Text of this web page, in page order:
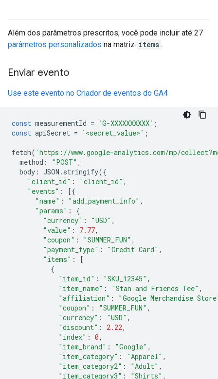
Além dos parâmetros prescritos, você pode incluir até 27
parâmetros personalizados na matriz items .
Enviar evento
Use este evento no Criador de eventos do GA4
const measurementId = `G-XXXXXXXXXX` ;
const apiSecret = `<secret_value>` ;
fetch( `https://www.google-analytics.com/mp/
method : "POST" ,
body : JSON . stringify({
"client_id" : "client_id" ,
"events" :
[{
"name" : "add_payment_info" ,
"params" :
{
"currency" : "USD" ,
"value" : 7.77,
"coupon" : "SUMMER_FUN" ,
"payment_type" : "Credit Card" ,
"items" :
[
{
"item_id" : "SKU_12345" ,
"item_name" : "Stan and Friends Tee" ,
"affiliation" :
"Google Merchandise
"coupon" : "SUMMER_FUN" ,
"currency" : "USD" ,
"discount" : 2.22,
"index" : 0,
"item_brand" : "Google" ,
"item_category" : "Apparel" ,
"item_category2" : "Adult" ,
"item_category3" : "Shirts" ,